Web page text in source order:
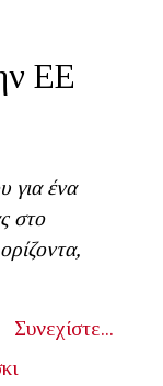
ΕΕ
για ένα
στο
Συνεχίστε...